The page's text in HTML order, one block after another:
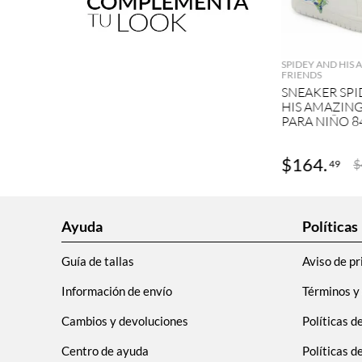
SPIDEY AND HIS
FRIENDS
SNEAKER
HIS
PARA NIÑO
$164.49 $
Ayuda
Guía de tallas
Información de envío
Cambios y devoluciones
Centro de ayuda
Políticas
Aviso de
Términos
Políticas
Políticas